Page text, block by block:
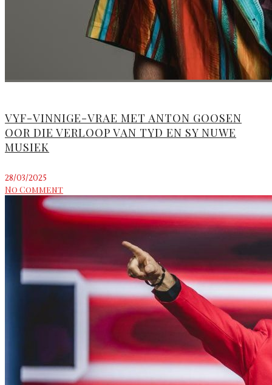
VYF-VINNIGE-VRAE MET ANTON GOOSEN
OOR DIE VERLOOP VAN TYD EN SY NUWE
MUSIEK
28/03/2025
No Comment